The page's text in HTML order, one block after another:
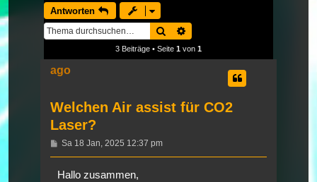
Antworten
Suche
3 Beiträge • Seite 1 von 1
ago
Welchen Air assist für CO2
Laser?
Beitrag
Sa 18 Jan, 2025 12:37 pm
Hallo zusammen,